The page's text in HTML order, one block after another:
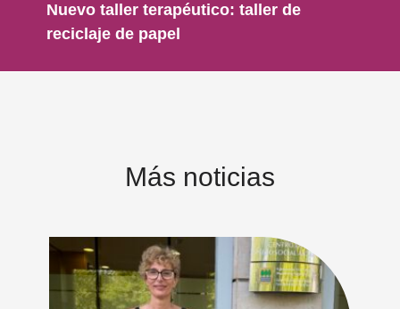
Nuevo taller terapéutico: taller de
reciclaje de papel
Más noticias